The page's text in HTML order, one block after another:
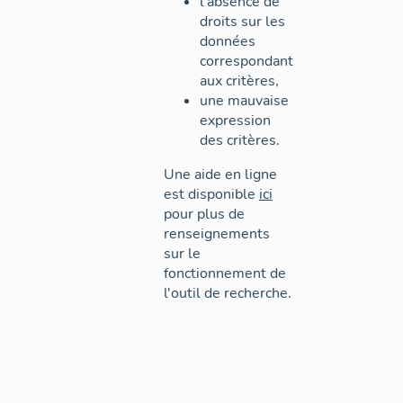
droits sur les
données
correspondant
aux critères,
une mauvaise
expression
des critères.
Une aide en ligne
est disponible ici
pour plus de
renseignements
sur le
fonctionnement de
l'outil de recherche.